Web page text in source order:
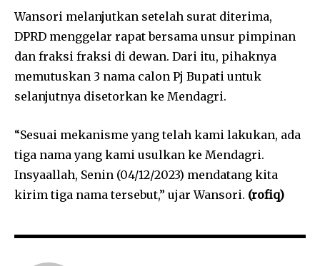
Wansori melanjutkan setelah surat diterima,
DPRD menggelar rapat bersama unsur pimpinan
dan fraksi fraksi di dewan. Dari itu, pihaknya
memutuskan 3 nama calon Pj Bupati untuk
selanjutnya disetorkan ke Mendagri.
“Sesuai mekanisme yang telah kami lakukan, ada
tiga nama yang kami usulkan ke Mendagri.
Insyaallah, Senin (04/12/2023) mendatang kita
kirim tiga nama tersebut,” ujar Wansori. (rofiq)